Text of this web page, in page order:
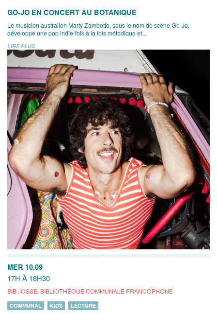
GO-JO EN CONCERT AU BOTANIQUE
Le musicien australien Marty Zambotto, sous le nom de scène Go-Jo,
développe une pop indie-folk à la fois mélodique et...
LIRE PLUS
MER 10.09
17H À 18H30
BIB JOSSE, BIBLIOTHÈQUE COMMUNALE FRANCOPHONE
COMMUNAL KIDS LECTURE